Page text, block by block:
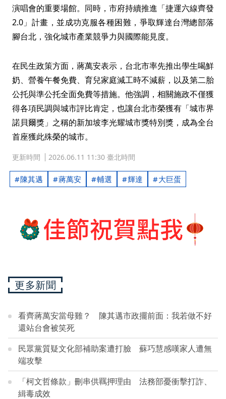
演唱會的重要場館。同時，市府持續推進「捷運六線齊發
2.0」計畫，並成功克服各種困難，爭取輝達台灣總部落
腳台北，強化城市產業競爭力與國際能見度。
在民生政策方面，蔣萬安表示，台北市率先推出學生喝鮮
奶、營養午餐免費、育兒家庭減工時不減薪，以及第二胎
公托與準公托全面免費等措施。他強調，相關施政不僅獲
得各項民調與城市評比肯定，也讓台北市榮獲有「城市界
諾貝爾獎」之稱的新加坡李光耀城市獎特別獎，成為全台
首座獲此殊榮的城市。
更新時間 2026.06.11 11:30 臺北時間
陳其邁 蔣萬安 輔選 輝達 大巨蛋
更多新聞
看齊蔣萬安當母雞？ 陳其邁市政擺前面：我若做不好
還站台會被笑死
民眾黨質疑文化部補助案遭打臉 蘇巧慧感嘆家人遭無
端攻擊
「柯文哲條款」刪串供羈押理由 法務部憂衝擊打詐、
緝毒成效